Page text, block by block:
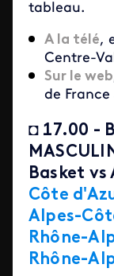
tableau.
A la télé,
Centre-
Sur le web
de
◘ 17.00 -
Basket vs
Côte
Alpes-
Rhône-
Rhône-